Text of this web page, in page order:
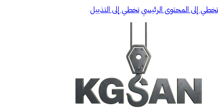
تخطي إلى المحتوى الرئيسيتخطي إلى التذييل